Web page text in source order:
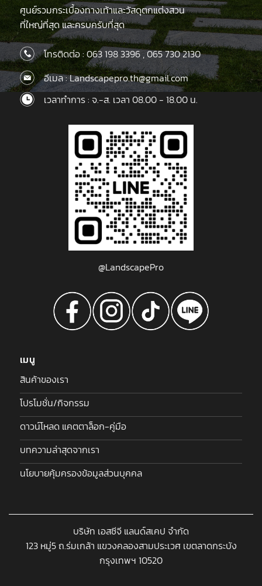
ศูนย์รวมกระเบื้องทางเท้าและวัสดุตกแต่งสวน
ที่ใหญ่ที่สุด และครบครับที่สุด
โทรติดต่อ :063 198 3396,065 730 2130
อีเมล : Landscapepro.th@gmail.com
เวลาทำการ : จ.-ส. เวลา 08.00 - 18.00 น.
@LandscapePro
เมนู
สินค้าของเรา
โปรโมชั่น/กิจกรรม
ดาวน์โหลด แคตตาล็อก-คู่มือ
บทความล่าสุดจากเรา
นโยบายคุ้มครองข้อมูลส่วนบุคคล
บริษัท เอสซีจี แลนด์สเคป จำกัด
123 หมู่5 ถ.ร่มเกล้า แขวงคลองสามประเวศ เขตลาดกระบัง
กรุงเทพฯ 10520